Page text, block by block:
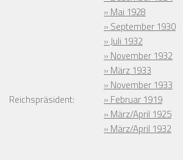
» Mai 1928
» September 1930
» Juli 1932
» November 1932
» März 1933
» November 1933
Reichspräsident:
» Februar 1919
» März/April 1925
» März/April 1932